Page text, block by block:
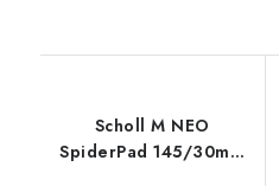
Scholl M NEO
SpiderPad 145/30mm